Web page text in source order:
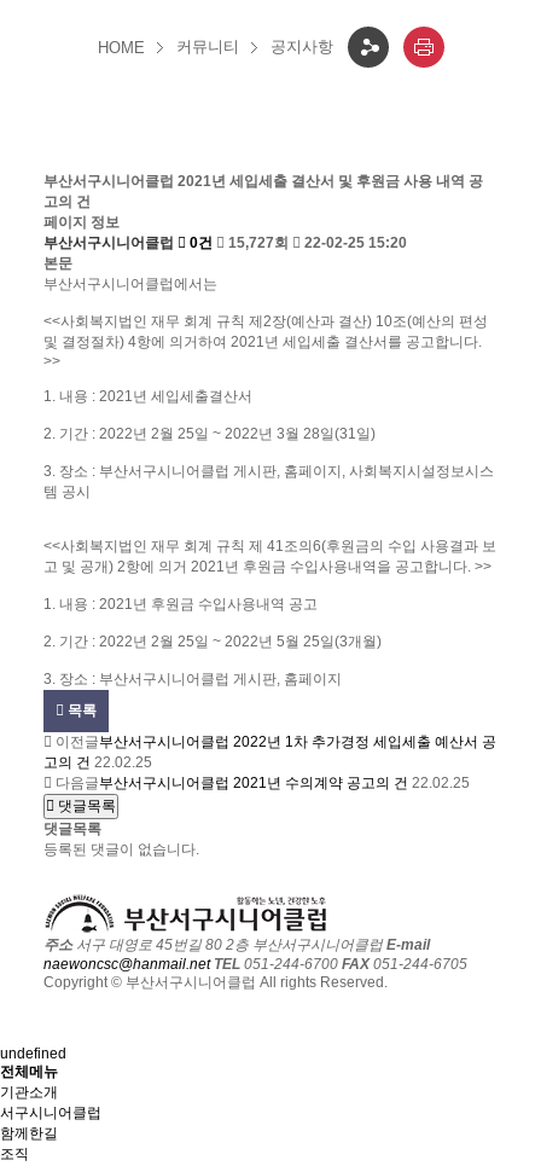
HOME 커뮤니티 공지사항
부산서구시니어클럽 2021년 세입세출 결산서 및 후원금 사용 내역 공
고의 건
페이지 정보
부산서구시니어클럽
0건 15,727회
22-02-25 15:20
본문
부산서구시니어클럽에서는
<<사회복지법인 재무 회계 규칙 제2장(예산과 결산) 10조(예산의 편성
및 결정절차) 4항에 의거하여 2021년 세입세출 결산서를 공고합니다.
>>
1. 내용 : 2021년 세입세출결산서
2. 기간 : 2022년 2월 25일 ~ 2022년 3월 28일(31일)
3. 장소 : 부산서구시니어클럽 게시판, 홈페이지, 사회복지시설정보시스
템 공시
<<사회복지법인 재무 회계 규칙 제 41조의6(후원금의 수입 사용결과 보
고 및 공개) 2항에 의거 2021년 후원금 수입사용내역을 공고합니다. >>
1. 내용 : 2021년 후원금 수입사용내역 공고
2. 기간 : 2022년 2월 25일 ~ 2022년 5월 25일(3개월)
3. 장소 : 부산서구시니어클럽 게시판, 홈페이지
목록
이전글부산서구시니어클럽 2022년 1차 추가경정 세입세출 예산서 공
고의 건 22.02.25
다음글부산서구시니어클럽 2021년 수의계약 공고의 건 22.02.25
댓글목록
댓글목록
등록된 댓글이 없습니다.
주소서구 대영로 45번길 80 2층 부산서구시니어클럽 E-mail
naewoncsc@hanmail.net TEL 051-244-6700 FAX051-244-6705
Copyright © 부산서구시니어클럽 All rights Reserved.
undefined
전체메뉴
기관소개
서구시니어클럽
함께한길
조직